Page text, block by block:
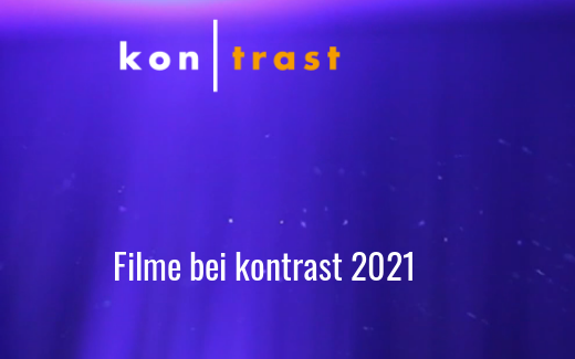
Filme bei kontrast 2021